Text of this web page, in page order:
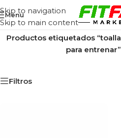
Skip to navigation
Skip to main content
Menu
Inicio/
Productos etiquetados “toalla
para entrenar”
Filtros